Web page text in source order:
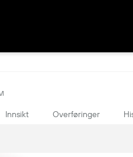
Innsikt Overføringer